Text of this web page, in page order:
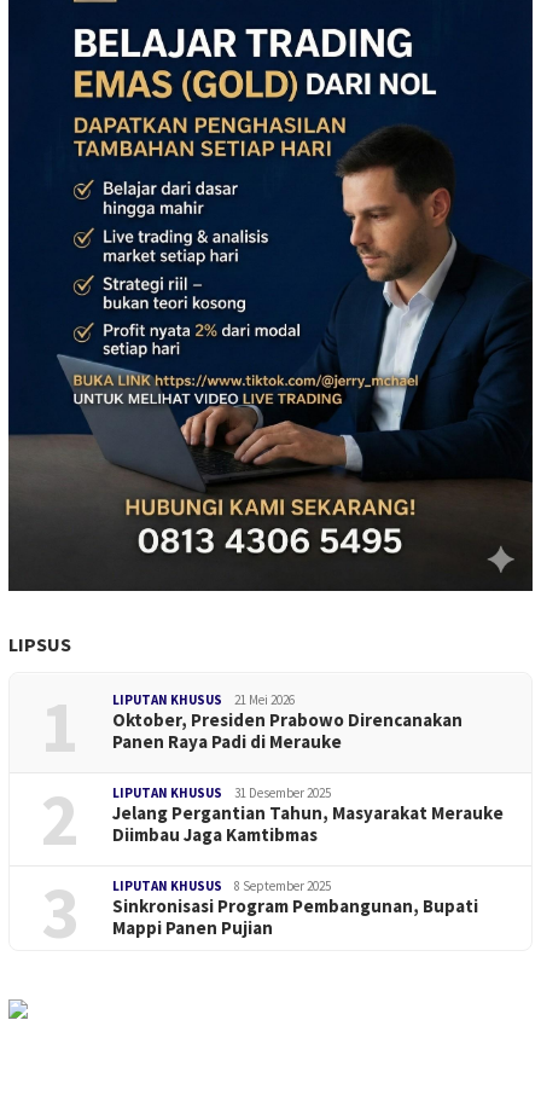
LIPSUS
1 LIPUTAN KHUSUS 21 Mei 2026
Oktober, Presiden Prabowo Direncanakan
Panen Raya Padi di Merauke
2 LIPUTAN KHUSUS 31 Desember 2025
Jelang Pergantian Tahun, Masyarakat Merauke
Diimbau Jaga Kamtibmas
3 LIPUTAN KHUSUS 8 September 2025
Sinkronisasi Program Pembangunan, Bupati
Mappi Panen Pujian